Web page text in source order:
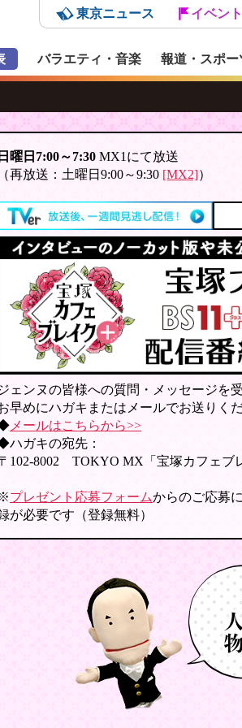
バラエティ・音楽 報道・スポー
東京ニュース イベント
曜日7:00～7:30 MX1にて放送
再放送：土曜日9:00～9:30 [MX2]）
ェンヌの皆様への質問・メッセージを
早めにハガキまたはメールでお送りくだ
メールはこちらから>>
ハガキの宛先：
102-8002 TOKYO MX「宝塚カフェブ
プレゼント応募フォームからのご応募
が必要です（登録無料）